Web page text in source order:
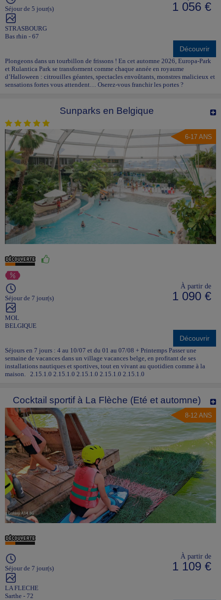
Séjour de 5 jour(s)
STRASBOURG
Bas rhin - 67
1 056 €
Découvrir
Plongeons dans un tourbillon de frissons ! En cet automne 2026, Europa-Park
et Rulantica Park se transforment comme chaque année en royaume
d’Halloween : citrouilles géantes, spectacles envoûtants, monstres malicieux et
sensations fortes vous attendent… Oserez-vous franchir les portes ?
Sunparks en Belgique
6-17 ANS
Séjour de 7 jour(s)
MOL
BELGIQUE
À partir de
1 090 €
Découvrir
Séjours en 7 jours : 4 au 10/07 et du 01 au 07/08 + Printemps Passer une
semaine de vacances dans un village vacances belge, en profitant de ses
installations nautiques et sportives, tout en vivant au quotidien comme à la
maison. 2.15.1.0 2.15.1.0 2.15.1.0 2.15.1.0 2.15.1.0
Cocktail sportif à La Flèche (Eté et automne)
8-12 ANS
Séjour de 7 jour(s)
LA FLECHE
Sarthe - 72
À partir de
1 109 €